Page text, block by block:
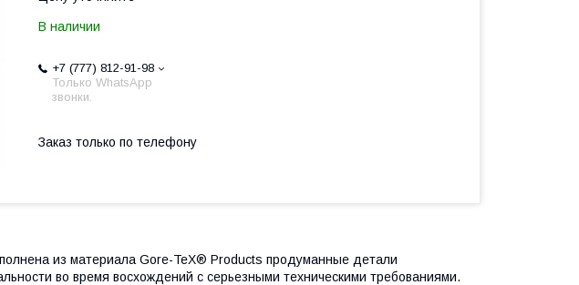
В наличии
+7 (777) 812-91-98
Только WhatsApp
звонки.
Заказ только по телефону
из материала Gore-TeX® Products продуманные детали
во время восхождений с серьезными техническими требованиями.